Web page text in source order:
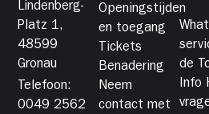
Lindenberg-
Platz 1,
48599
Gronau
Telefoon:
0049 2562
Openingstijden
en toegang
Tickets
Benadering
Neem
contact met
de
Info